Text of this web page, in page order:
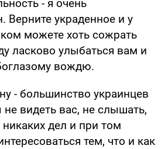
- я очень
Верните украденное и у
можете хоть сожрать
ласково улыбаться вам и
вождю.
- большинство украинцев
не видеть вас, не слышать,
дел и при том
тем, что и как